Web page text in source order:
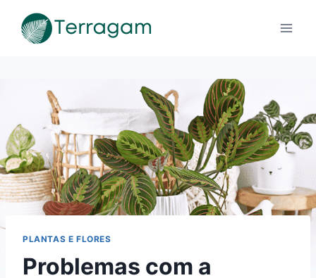
para
PLANTAS E FLORES
Problemas com a